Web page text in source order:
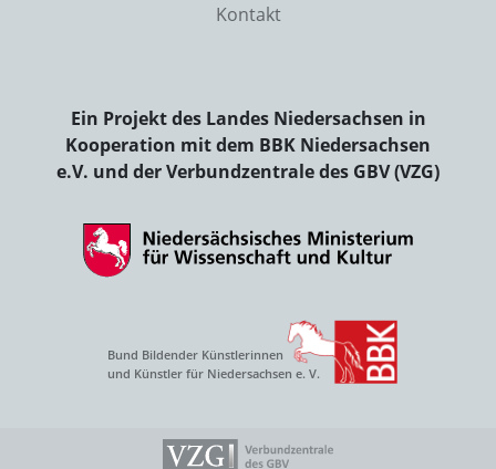
Kontakt
Ein Projekt des Landes Niedersachsen in
Kooperation mit dem BBK Niedersachsen
e.V. und der Verbundzentrale des GBV (VZG)
Bund Bildender Künstlerinnen
und Künstler für Niedersachsen e. V.